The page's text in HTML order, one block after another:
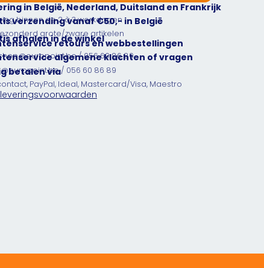
in België, Nederland, Duitsland en Frankrijk
binnen de 2 à 3 werkdagen
verzending vanaf €50,- in België
grote/zware artikelen
afhalen in de winkel
retours en webbestellingen
/ 056 60 86 89
algemene klachten of vragen
/ 056 60 86 89
betalen via
PayPal, Ideal, Mastercard/Visa, Maestro